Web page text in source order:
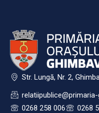
Str. Lungă, Nr. 2,
0268 258 006
0268